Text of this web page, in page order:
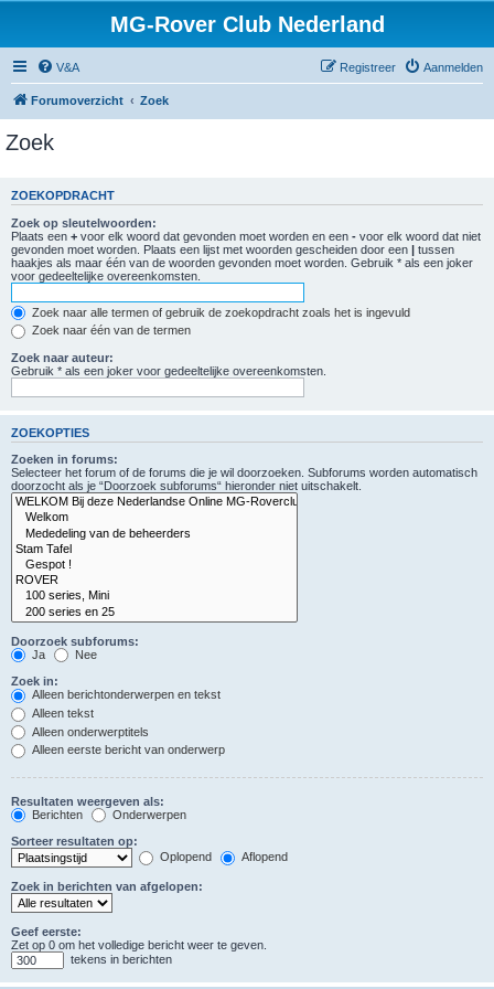
MG-Rover Club Nederland
V&A Aanmelden
Registreer
Forumoverzicht Zoek
Zoek
ZOEKOPDRACHT
Zoek op sleutelwoorden:
Plaats een + voor elk woord dat gevonden moet worden en een - voor elk woord dat niet
gevonden moet worden. Plaats een lijst met woorden gescheiden door een | tussen
haakjes als maar één van de woorden gevonden moet worden. Gebruik * als een joker
voor gedeeltelijke overeenkomsten.
Zoek naar alle termen of gebruik de zoekopdracht zoals het is ingevuld
Zoek naar één van de termen
Zoek naar auteur:
Gebruik * als een joker voor gedeeltelijke overeenkomsten.
ZOEKOPTIES
Zoeken in forums:
Selecteer het forum of de forums die je wil doorzoeken. Subforums worden automatisch
doorzocht als je “Doorzoek subforums“ hieronder niet uitschakelt.
Doorzoek subforums:
Ja
Nee
Zoek in:
Alleen berichtonderwerpen en tekst
Alleen tekst
Alleen onderwerptitels
Alleen eerste bericht van onderwerp
Resultaten weergeven als:
Berichten
Onderwerpen
Sorteer resultaten op:
Oplopend
Aflopend
Zoek in berichten van afgelopen:
Geef eerste:
Zet op 0 om het volledige bericht weer te geven.
tekens in berichten